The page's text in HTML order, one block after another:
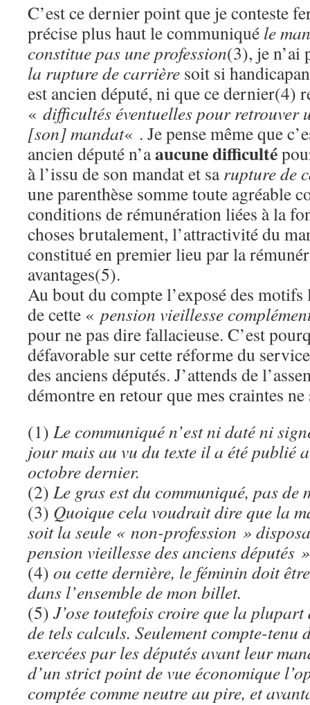
C’est ce dernier point que je conteste
précise plus haut le communiqué le
constitue pas une profession(3), je n’ai
la rupture de carrière soit si
est ancien député, ni que ce dernier(4)
« difficultés éventuelles pour retrouver
[son] mandat« . Je pense même que
ancien député n’aaucune difficulté
à l’issu de son mandat et sarupture de
une parenthèse somme toute agréable
conditions de rémunération liées à la
choses brutalement, l’attractivité du
constitué en premier lieu par la
avantages(5).
Au bout du compte l’exposé des motifs
de cette « pension vieillesse
pour ne pas dire fallacieuse. C’est
défavorable sur cette réforme du
des anciens députés. J’attends de
démontre en retour que mes craintes ne
(1) Le communiqué n’est ni daté ni
jour mais au vu du texte il a été publié
octobre dernier.
(2) Le gras est du communiqué, pas de
(3) Quoique cela voudrait dire que la
soit la seule « non-profession »
pension vieillesse des anciens députés
(4) ou cette dernière, le féminin doit
dans l’ensemble de mon billet.
(5) J’ose toutefois croire que la plupart
de tels calculs. Seulement compte-tenu
exercées par les députés avant leur
d’un strict point de vue économique
comptée comme neutre au pire, et